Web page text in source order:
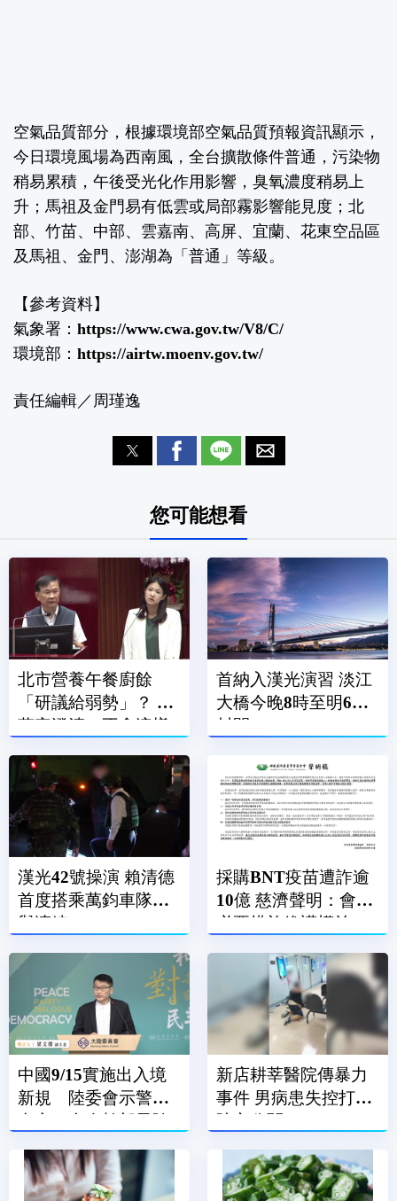
空氣品質部分，根據環境部空氣品質預報資訊顯示，
今日環境風場為西南風，全台擴散條件普通，污染物
稍易累積，午後受光化作用影響，臭氧濃度稍易上
升；馬祖及金門易有低雲或局部霧影響能見度；北
部、竹苗、中部、雲嘉南、高屏、宜蘭、花東空品區
及馬祖、金門、澎湖為「普通」等級。
【參考資料】
氣象署： https://www.cwa.gov.tw/V8/C/
環境部： https://airtw.moenv.gov.tw/
責任編輯／周瑾逸
您可能想看
北市營養午餐廚餘
「研議給弱勢」？ 蔣
萬安澄清：不會這樣
首納入漢光演習 淡江
大橋今晚8時至明6時
封閉
漢光42號操演 賴清德
首度搭乘萬鈞車隊參
與演練
採購BNT疫苗遭詐逾
10億 慈濟聲明：會採
必要措施維護權益
中國9/15實施出入境
新規 陸委會示警：
台商、台企幹部風險
新店耕莘醫院傳暴力
事件 男病患失控打傷
院方公關